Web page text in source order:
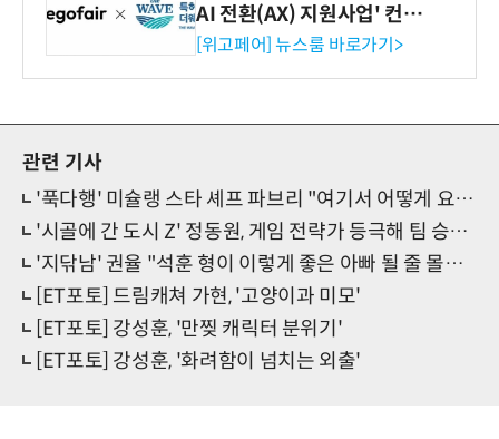
AI 전환(AX) 지원사업' 컨소
시엄 선정
[위고페어] 뉴스룸 바로가기>
관련 기사
'푹다행' 미슐랭 스타 셰프 파브리 "여기서 어떻게 요리해요?"
'시골에 간 도시 Z' 정동원, 게임 전략가 등극해 팀 승리 견인
'지닦남' 권율 "석훈 형이 이렇게 좋은 아빠 될 줄 몰랐어"
[ET포토] 드림캐쳐 가현, '고양이과 미모'
[ET포토] 강성훈, '만찢 캐릭터 분위기'
[ET포토] 강성훈, '화려함이 넘치는 외출'